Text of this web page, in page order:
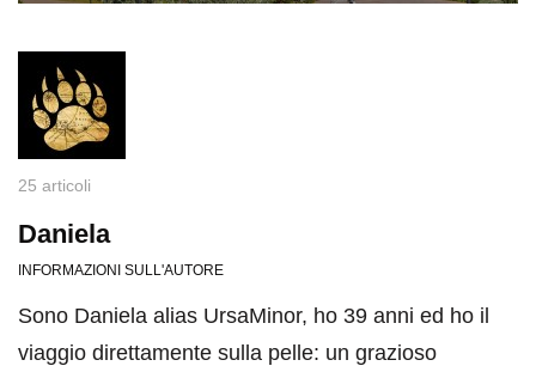
25 articoli
Daniela
INFORMAZIONI SULL'AUTORE
Sono Daniela alias UrsaMinor, ho 39 anni ed ho il
viaggio direttamente sulla pelle: un grazioso